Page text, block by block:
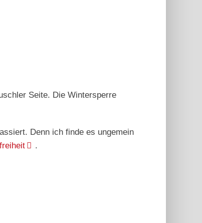
Seite. Die Wintersperre
Denn ich finde es ungemein
.